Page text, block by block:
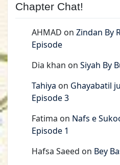
Chapter Chat!
AHMAD on Zindan By
Episode
Dia khan on Siyah By
Tahiya on Ghayabatil
Episode 3
Fatima on Nafs e
Episode 1
Hafsa Saeed on Bey